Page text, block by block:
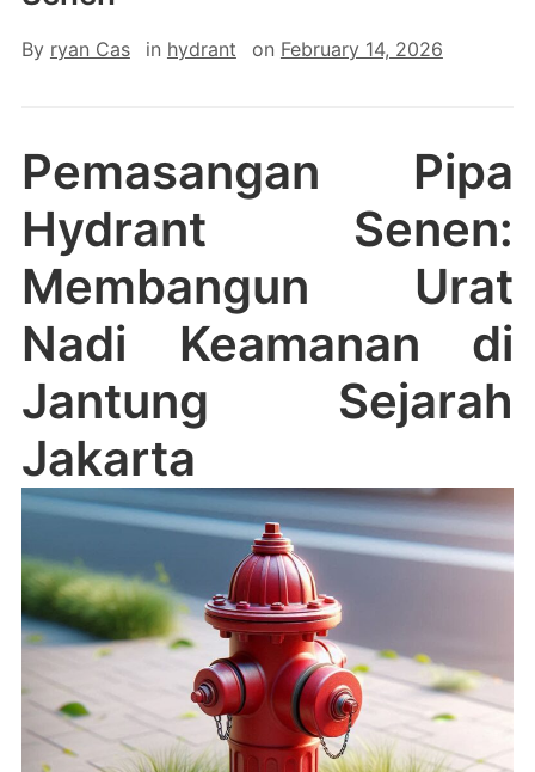
By ryan Cas in hydrant on February 14, 2026
Pemasangan Pipa
Hydrant Senen:
Membangun Urat
Nadi Keamanan di
Jantung Sejarah
Jakarta